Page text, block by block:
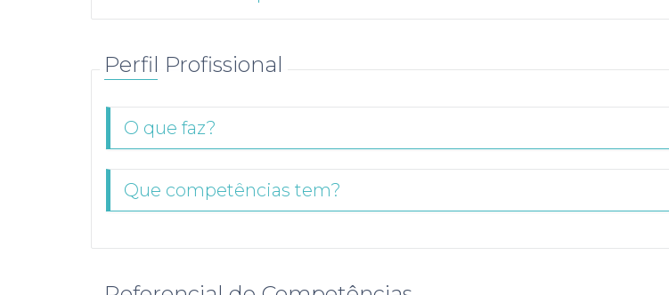
Perfil Profissional
O que faz?
Que competências tem?